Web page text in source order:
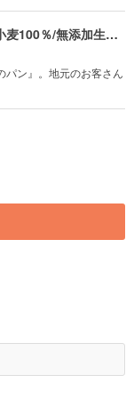
ほのパン 【焼き立てパン/国産小麦100％/無添加生地/天然酵母パン/無添加食パン/あん塩バターロール/自家炊きカスタードクリームパン/岩倉石仏】
パン』。地元のお客さん